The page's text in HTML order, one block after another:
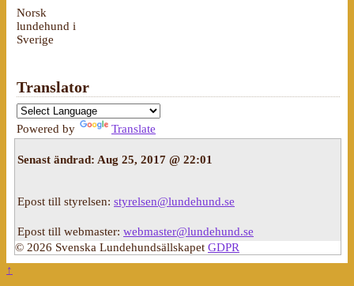
Norsk
lundehund i
Sverige
Translator
Powered by Translate
Senast ändrad: Aug 25, 2017 @ 22:01
Epost till styrelsen: styrelsen@lundehund.se
Epost till webmaster: webmaster@lundehund.se
© 2026 Svenska Lundehundsällskapet GDPR
↑